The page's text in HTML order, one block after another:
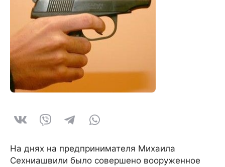
На днях на предпринимателя Михаила
Сехниашвили было совершено вооруженное